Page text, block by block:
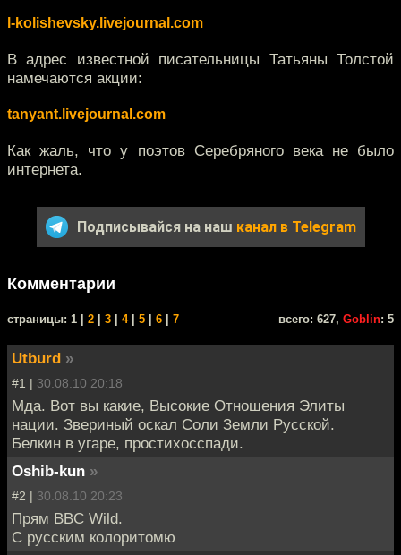
l-kolishevsky.livejournal.com
В адрес известной писательницы Татьяны Толстой
намечаются акции:
tanyant.livejournal.com
Как жаль, что у поэтов Серебряного века не было
интернета.
Подписывайся на наш канал в Telegram
Комментарии
cтраницы: 1 | 2 3 4| 5 6 7 всего: 627, Goblin: 5
Utburd »
#1 | 30.08.10 20:18
Мда. Вот вы какие, Высокие Отношения Элиты
нации. Звериный оскал Соли Земли Русской.
Белкин в угаре, простихосспади.
Oshib-kun »
#2 | 30.08.10 20:23
Прям BBC Wild.
С русским колоритомю